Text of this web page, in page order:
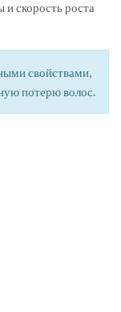
скорость роста
свойствами,
потерю волос.